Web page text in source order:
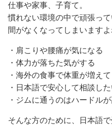
仕事や家事、子育て。
慣れない環境の中で頑張っ
間がなくなってしまいますよ
・肩こりや腰痛が気になる
・体力が落ちた気がする
・海外の食事で体重が増え
・日本語で安心して相談し
・ジムに通うのはハードル
そんな方のために、日本語